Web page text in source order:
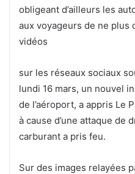
obligeant d’ailleurs les
aux voyageurs de ne plus
vidéos
sur les réseaux sociaux
lundi 16 mars, un nouvel
de l’aéroport, a appris Le
à cause d’une attaque de
carburant a pris feu.
Sur des images relayées